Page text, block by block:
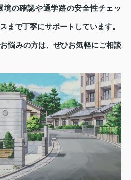
境の確認や通学路の安全性チェッ
まで丁寧にサポートしています。
悩みの方は、ぜひお気軽にご相談